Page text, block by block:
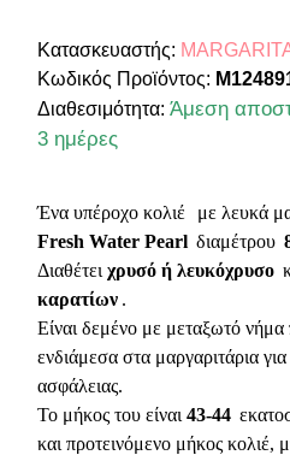
Κατασκευαστής:
Κωδικός Προϊόντος:
Διαθεσιμότητα: Άμεση
3 ημέρες
Ένα υπέροχο κολιέ
με λευκά
Fresh Water Pearl διαμέτρου
Διαθέτει χρυσό ή λευκόχρυσο
καρατίων .
Είναι δεμένο με μεταξωτό
ενδιάμεσα στα μαργαριτάρια
ασφάλειας.
Το μήκος του είναι 43-44
και προτεινόμενο μήκος κολιέ,